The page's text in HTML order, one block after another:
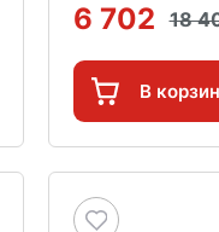
6 702 18
В